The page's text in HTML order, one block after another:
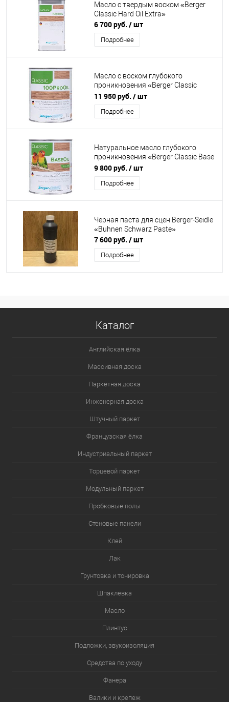
Масло с твердым воском «Berger
Classic Hard Oil Extra»
6 700 руб. / шт
Подробнее
Масло с воском глубокого
проникновения «Berger Classic
100Pro Oil»
11 950 руб. / шт
Подробнее
Натуральное масло глубокого
проникновения «Berger Classic Base
Oil»
9 800 руб. / шт
Подробнее
Черная паста для сцен Berger-Seidle
«Buhnen Schwarz Paste»
7 600 руб. / шт
Подробнее
Каталог
Английская ёлка
Массивная доска
Паркетная доска
Инженерная доска
Штучный паркет
Французская ёлка
Индустриальный паркет
Торцевой паркет
Модульный паркет
Пробковые полы
Стеновые панели
Клей
Лак
Грунтовка и тонировка
Шпаклевка
Масло
Плинтус
Подложки, звукоизоляция
Средства по уходу
Фанера
Валики и крепеж